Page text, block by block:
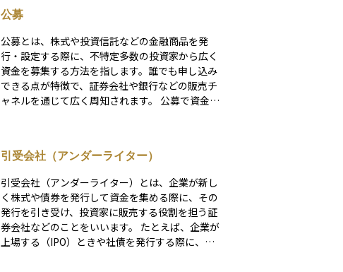
公募
公募とは、株式や投資信託などの金融商品を発
行・設定する際に、不特定多数の投資家から広く
資金を募集する方法を指します。誰でも申し込み
できる点が特徴で、証券会社や銀行などの販売チ
ャネルを通じて広く周知されます。 公募で資金を
事業内容やリスク、調達資金の使途などを確認し
たうえで判断できます。 透明性と公平性が高い資
金調達手段である一方、資料作成や審査に時間と
コストがかかる点がデメリットです。対義語は限
定された投資家から資金を集める「私募（プライ
ベート・プレースメント）」で、公開手続きの範
囲や投資家層、流通性が異なります。
引受会社（アンダーライター）
引受会社（アンダーライター）とは、企業が新し
く株式や債券を発行して資金を集める際に、その
発行を引き受け、投資家に販売する役割を担う証
券会社などのことをいいます。 たとえば、企業が
上場する（IPO）ときや社債を発行する際に、引